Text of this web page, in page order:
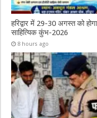
हरिद्वार में 29-30 अगस्त को
साहित्यिक कुंभ-2026
8 hours ago